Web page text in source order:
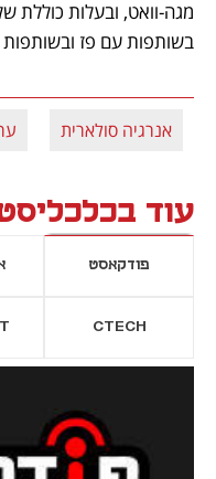
בשותפות עם פז
אנרגיה סולארית
עוד
פודקאסט
CTECH
חדשה